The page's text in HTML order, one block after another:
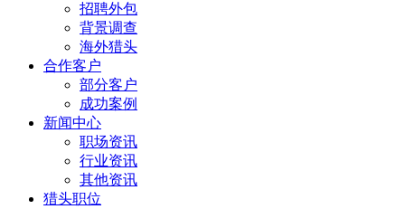
招聘外包
背景调查
海外猎头
合作客户
部分客户
成功案例
新闻中心
职场资讯
行业资讯
其他资讯
猎头职位